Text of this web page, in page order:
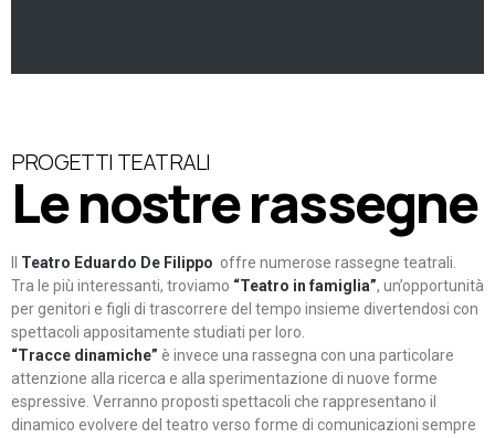
PROGETTI TEATRALI
Le nostre rassegne
Teatro Eduardo De Filippo offre numerose rassegne teatrali.
Tra le più interessanti, troviamo “Teatro in famiglia”, un’opportunità
per genitori e figli di trascorrere del tempo insieme divertendosi con
spettacoli appositamente studiati per loro.
“Tracce dinamiche” è invece una rassegna con una particolare
attenzione alla ricerca e alla sperimentazione di nuove forme
espressive. Verranno proposti spettacoli che rappresentano il
dinamico evolvere del teatro verso forme di comunicazioni sempre